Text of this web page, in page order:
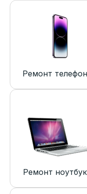
Ремонт
Ремонт